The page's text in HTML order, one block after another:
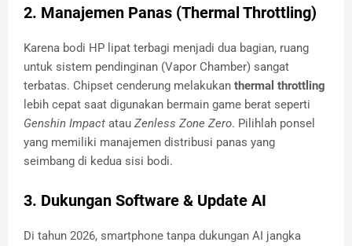
2. Manajemen Panas (Thermal Throttling)
Karena bodi HP lipat terbagi menjadi dua bagian, ruang
untuk sistem pendinginan (Vapor Chamber) sangat
terbatas. Chipset cenderung melakukan thermal throttling
lebih cepat saat digunakan bermain game berat seperti
Genshin Impact atau Zenless Zone Zero. Pilihlah ponsel
yang memiliki manajemen distribusi panas yang
seimbang di kedua sisi bodi.
3. Dukungan Software & Update AI
Di tahun 2026, smartphone tanpa dukungan AI jangka